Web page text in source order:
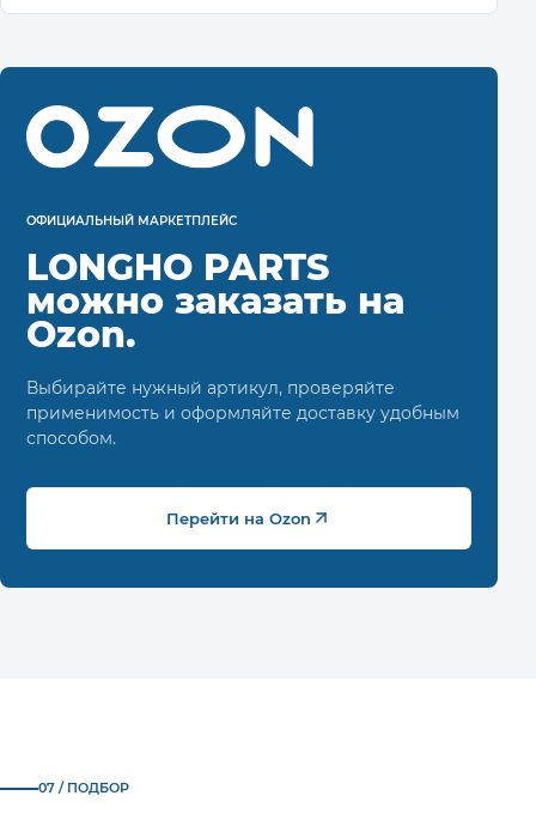
ОФИЦИАЛЬНЫЙ МАРКЕТПЛЕЙС
LONGHO PARTS
можно заказать на
Ozon.
Выбирайте нужный артикул, проверяйте
применимость и оформляйте доставку удобным
способом.
Перейти на Ozon
07 / ПОДБОР